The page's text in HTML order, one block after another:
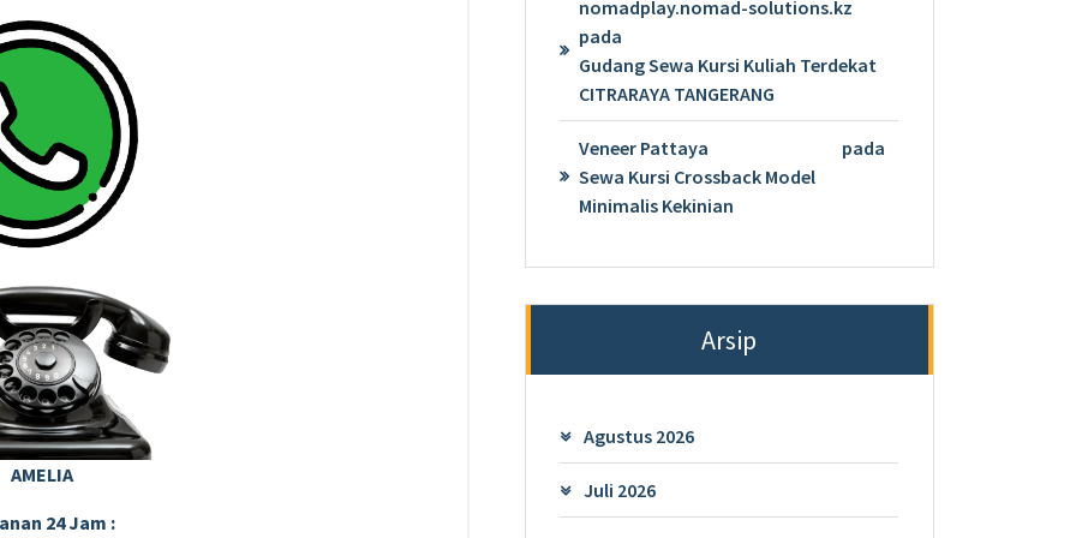
AMELIA
24 Jam :
nomadplay.nomad-solutions.kz
pada
Gudang Sewa Kursi Kuliah Terdekat
CITRARAYA TANGERANG
Veneer Pattaya
pada
Sewa Kursi Crossback Model
Minimalis Kekinian
Arsip
Agustus 2026
Juli 2026